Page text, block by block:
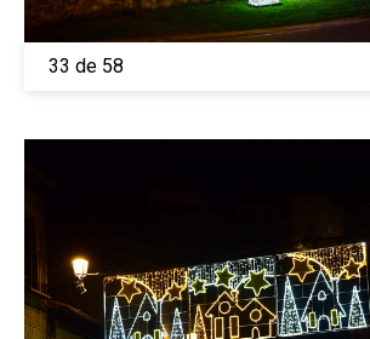
33 de 58